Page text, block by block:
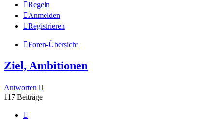
Regeln
Anmelden
Registrieren
Foren-Übersicht
Ziel, Ambitionen
Antworten
117 Beiträge